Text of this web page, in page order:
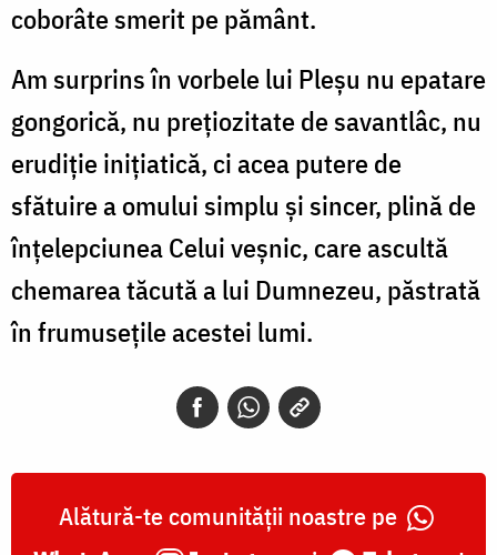
coborâte smerit pe pământ.
Am surprins în vorbele lui Pleşu nu epatare
gongorică, nu preţiozitate de savantlâc, nu
erudiţie iniţiatică, ci acea putere de
sfătuire a omului simplu şi sincer, plină de
înţelepciunea Celui veşnic, care ascultă
chemarea tăcută a lui Dumnezeu, păstrată
în frumuseţile acestei lumi.
Alătură-te comunității noastre pe